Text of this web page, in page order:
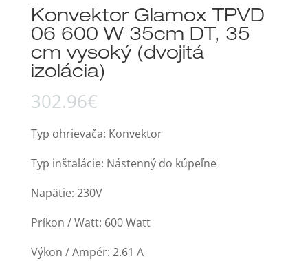
Konvektor Glamox TPVD
06 600 W 35cm DT, 35
cm vysoký (dvojitá
izolácia)
302.96€
Typ ohrievača: Konvektor
Typ inštalácie: Nástenný do kúpeľne
Napätie: 230V
Príkon / Watt: 600 Watt
Výkon / Ampér: 2.61 A